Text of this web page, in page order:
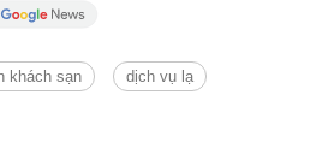
khách sạn dịch vụ lạ